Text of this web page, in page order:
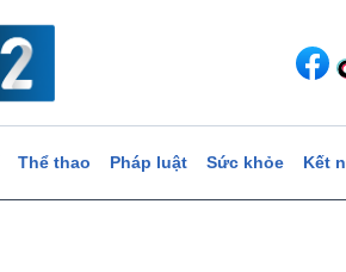
Thể thao Pháp luật Sức khỏe Kết